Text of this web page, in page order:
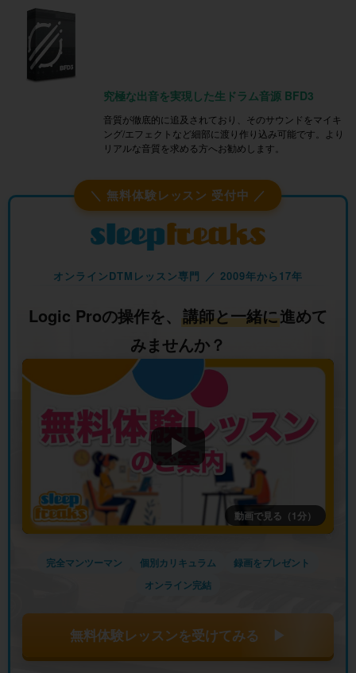
究極な出音を実現した生ドラム音源 BFD3
音質が徹底的に追及されており、そのサウンドをマイキ
ング/エフェクトなど細部に渡り作り込み可能です。より
リアルな音質を求める方へお勧めします。
＼ 無料体験レッスン 受付中 ／
オンラインDTMレッスン専門 ／ 2009年から17年
Logic Proの操作を、 講師と一緒に進めて
みませんか？
動画で見る（1分）
完全マンツーマン 個別カリキュラム
録画をプレゼント
オンライン完結
無料体験レッスンを受けてみる ▶